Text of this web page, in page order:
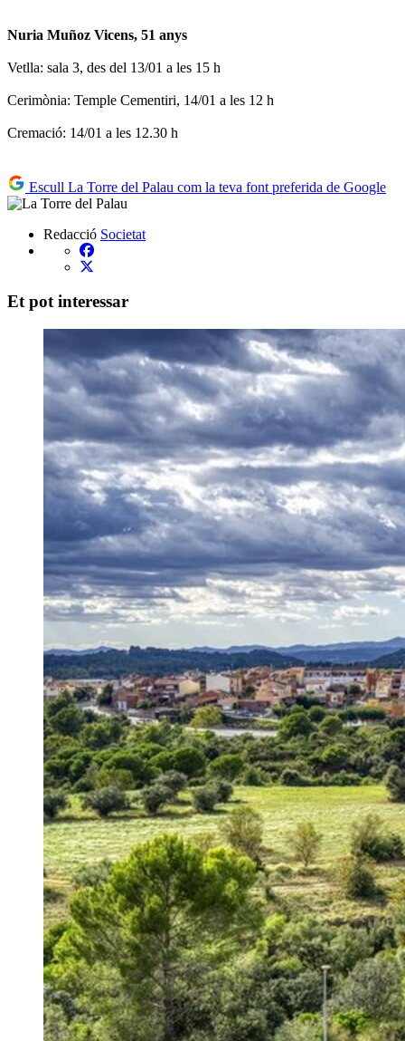
Nuria Muñoz Vicens, 51 anys
Vetlla: sala 3, des del 13/01 a les 15 h
Cerimònia: Temple Cementiri, 14/01 a les 12 h
Cremació: 14/01 a les 12.30 h
Escull La Torre del Palau com la teva font preferida de Google
Redacció Societat
Et pot interessar